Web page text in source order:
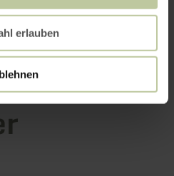
erlauben
vous